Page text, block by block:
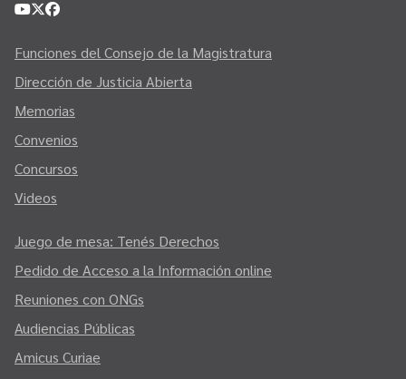
Funciones del Consejo de la Magistratura
Dirección de Justicia Abierta
Memorias
Convenios
Concursos
Videos
Juego de mesa: Tenés Derechos
Pedido de Acceso a la Información online
Reuniones con ONGs
Audiencias Públicas
Amicus Curiae